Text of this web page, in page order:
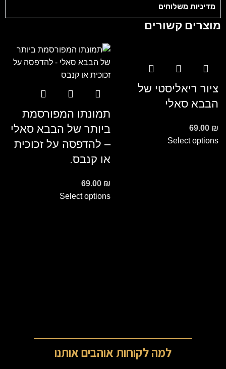
מדיניות משלוחים
מוצרים קשורים
ציור ריאליסטי של
הבבא סאלי
69.00 ₪
Select options
תמונתו המפורסמת
ביותר של הבבא סאלי
– להדפסה על זכוכית
או קנבס.
69.00 ₪
Select options
למה לקוחות אוהבים אותנו